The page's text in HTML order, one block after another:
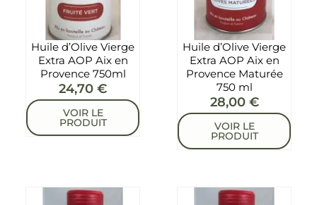
Huile d’Olive Vierge
Extra AOP Aix en
Provence 750ml
24,70 €
VOIR LE
PRODUIT
Huile d’Olive Vierge
Extra AOP Aix en
Provence Maturée
750 ml
28,00 €
VOIR LE
PRODUIT